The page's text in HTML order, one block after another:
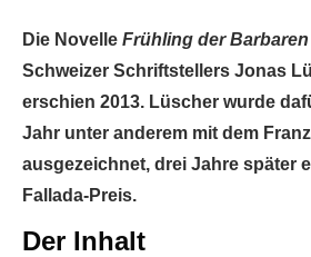
Die Novelle Frühling der Barbaren
Schweizer Schriftstellers Jonas
erschien 2013. Lüscher wurde
Jahr unter anderem mit dem
ausgezeichnet, drei Jahre später
Fallada-Preis.
Der Inhalt